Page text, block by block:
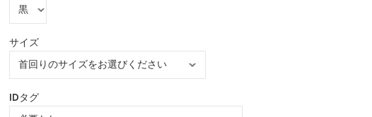
サイズ
IDタグ